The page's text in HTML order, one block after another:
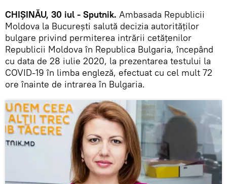
CHIȘINĂU, 30 iul - Sputnik. Ambasada Republicii
Moldova la București salută decizia autorităților
bulgare privind permiterea intrării cetățenilor
Republicii Moldova în Republica Bulgaria, începând
cu data de 28 iulie 2020, la prezentarea testului la
COVID-19 în limba engleză, efectuat cu cel mult 72
ore înainte de intrarea în Bulgaria.